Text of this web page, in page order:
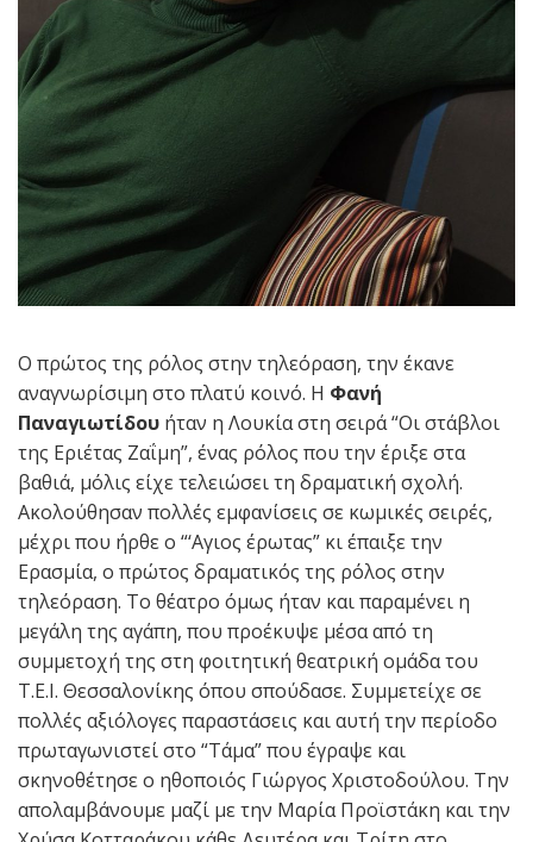
Ο πρώτος της ρόλος στην τηλεόραση, την έκανε
αναγνωρίσιμη στο πλατύ κοινό. Η Φανή
Παναγιωτίδου ήταν η Λουκία στη σειρά “Οι στάβλοι
της Εριέτας Ζαΐμη”, ένας ρόλος που την έριξε στα
βαθιά, μόλις είχε τελειώσει τη δραματική σχολή.
Ακολούθησαν πολλές εμφανίσεις σε κωμικές σειρές,
μέχρι που ήρθε ο “‘Αγιος έρωτας” κι έπαιξε την
Ερασμία, ο πρώτος δραματικός της ρόλος στην
τηλεόραση. Το θέατρο όμως ήταν και παραμένει η
μεγάλη της αγάπη, που προέκυψε μέσα από τη
συμμετοχή της στη φοιτητική θεατρική ομάδα του
Τ.Ε.Ι. Θεσσαλονίκης όπου σπούδασε. Συμμετείχε σε
πολλές αξιόλογες παραστάσεις και αυτή την περίοδο
πρωταγωνιστεί στο “Τάμα” που έγραψε και
σκηνοθέτησε ο ηθοποιός Γιώργος Χριστοδούλου. Την
απολαμβάνουμε μαζί με την Μαρία Προϊστάκη και την